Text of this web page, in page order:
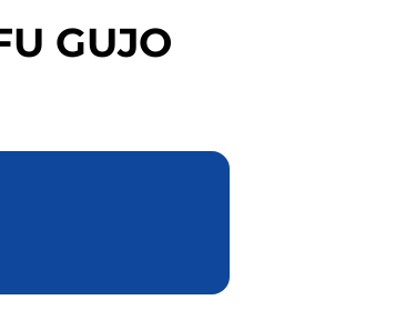
GUJO